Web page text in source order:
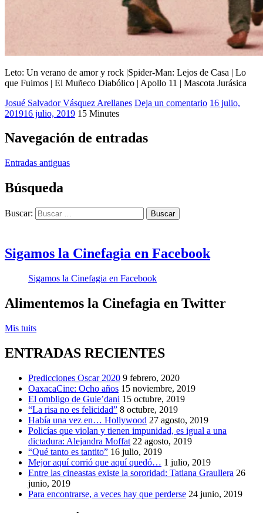
Leto: Un verano de amor y rock |Spider-Man: Lejos de Casa | Lo
que Fuimos | El Muñeco Diabólico | Apollo 11 | Mascota Jurásica
Josué Salvador Vásquez Arellanes 2019 ,
El
Muñeco
verano
de
rock ,
Lo
Fuimos
Jurásica ,
Spider-
Casa
Deja un comentario 16 julio,
201916 julio, 2019 15 Minutes
Navegación de entradas
Entradas antiguas
Búsqueda
Buscar:
Sigamos la Cinefagia en Facebook
Sigamos la Cinefagia en Facebook
Alimentemos la Cinefagia en Twitter
Mis tuits
ENTRADAS RECIENTES
Predicciones Oscar 2020 9 febrero, 2020
OaxacaCine: Ocho años 15 noviembre, 2019
El ombligo de Guie’dani 15 octubre, 2019
“La risa no es felicidad” 8 octubre, 2019
Había una vez en… Hollywood 27 agosto, 2019
Policías que violan y tienen impunidad, es igual a una
dictadura: Alejandra Moffat 22 agosto, 2019
“Qué tanto es tantito” 16 julio, 2019
Mejor aquí corrió que aquí quedó… 1 julio, 2019
Entre las cineastas existe la sororidad: Tatiana Graullera 26
junio, 2019
Para encontrarse, a veces hay que perderse 24 junio, 2019